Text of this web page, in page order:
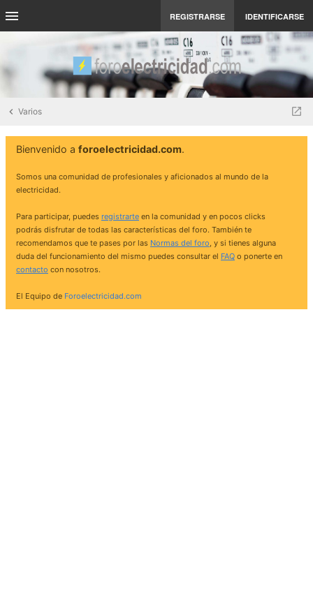
REGISTRARSE IDENTIFICARSE
Varios
Bienvenido a foroelectricidad.com.
Somos una comunidad de profesionales y aficionados al mundo de la
electricidad.
Para participar, puedes registrarte en la comunidad y en pocos clicks
podrás disfrutar de todas las características del foro. También te
recomendamos que te pases por las Normas del foro, y si tienes alguna
duda del funcionamiento del mismo puedes consultar el FAQ o ponerte en
contacto con nosotros.
El Equipo de Foroelectricidad.com